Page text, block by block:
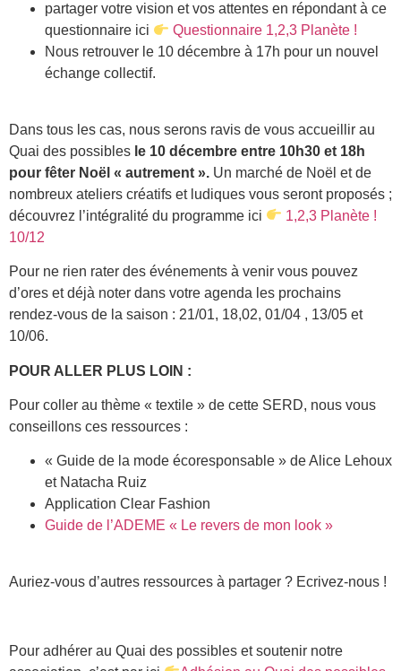
partager votre vision et vos attentes en répondant à ce
questionnaire ici
Questionnaire 1,2,3 Planète !
Nous retrouver le 10 décembre à 17h pour un nouvel
échange collectif.
Dans tous les cas, nous serons ravis de vous accueillir au
Quai des possibles le 10 décembre entre 10h30 et 18h
pour fêter Noël « autrement ». Un marché de Noël et de
nombreux ateliers créatifs et ludiques vous seront proposés ;
découvrez l’intégralité du programme ici
1,2,3 Planète !
10/12
Pour ne rien rater des événements à venir vous pouvez
d’ores et déjà noter dans votre agenda les prochains
rendez-vous de la saison : 21/01, 18,02, 01/04 , 13/05 et
10/06.
POUR ALLER PLUS LOIN :
Pour coller au thème « textile » de cette SERD, nous vous
conseillons ces ressources :
« Guide de la mode écoresponsable » de Alice Lehoux
et Natacha Ruiz
Application Clear Fashion
Guide de l’ADEME « Le revers de mon look »
Auriez-vous d’autres ressources à partager ? Ecrivez-nous !
Pour adhérer au Quai des possibles et soutenir notre